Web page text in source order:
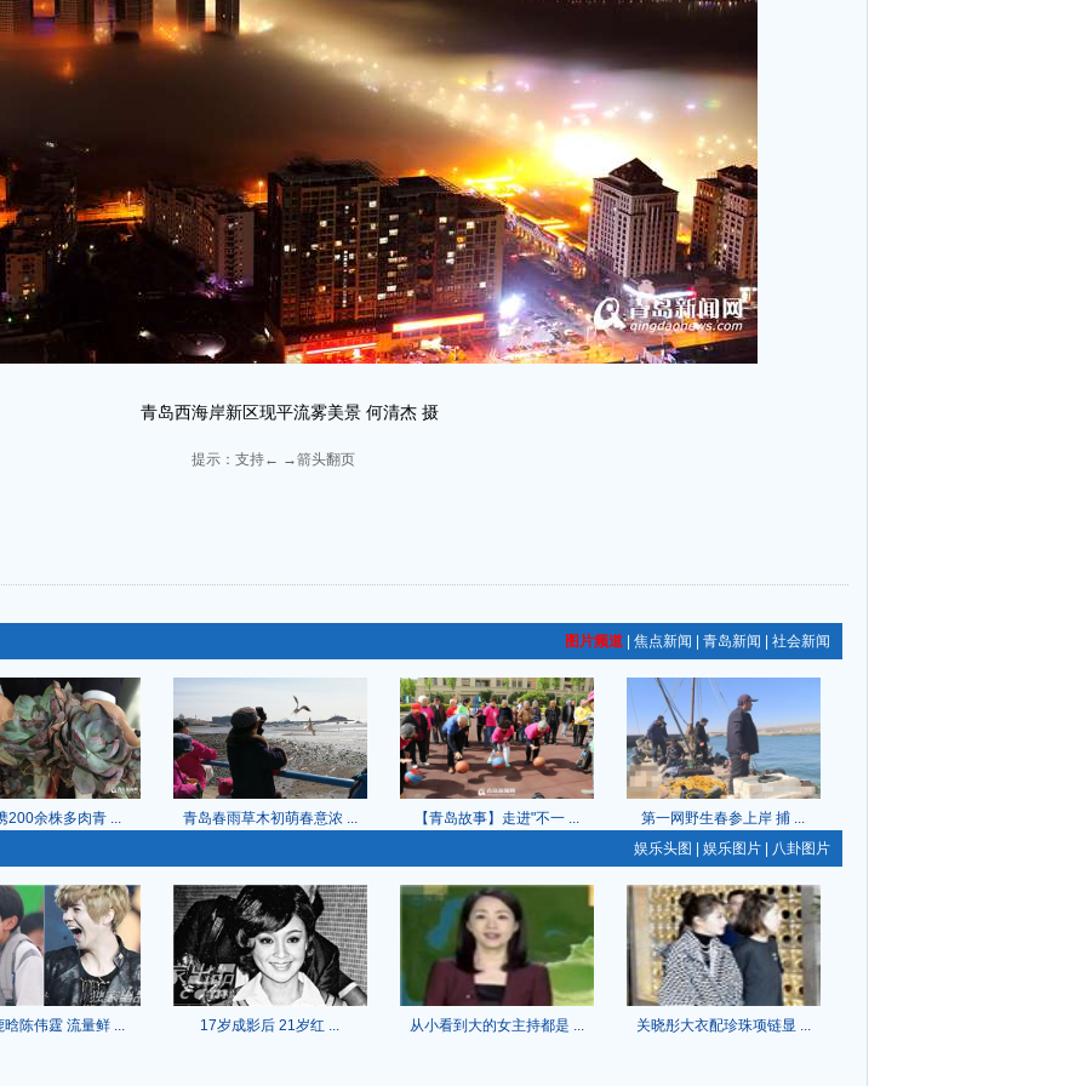
青岛西海岸新区现平流雾美景 何清杰 摄
提示：支持← →箭头翻页
图片频道 焦点新闻 青岛新闻 社会新闻
200余株多肉青 ... 青岛春雨草木初萌春意浓 ... 【青岛故事】走进"不一 ...
第一网野生春参上岸 捕 ...
娱乐头图
娱乐图片 八卦图片
晗陈伟霆 流量鲜 ... 17岁成影后 21岁红 ... 从小看到大的女主持都是 ... 关晓彤大衣配珍珠项链显 ...